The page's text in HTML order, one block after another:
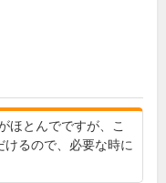
ほとんでですが、こ
るので、必要な時に